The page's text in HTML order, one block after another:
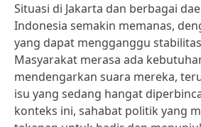
Situasi di Jakarta dan berbagai
Indonesia semakin memanas,
yang dapat mengganggu
Masyarakat merasa ada
mendengarkan suara mereka,
isu yang sedang hangat
konteks ini, sahabat politik yang